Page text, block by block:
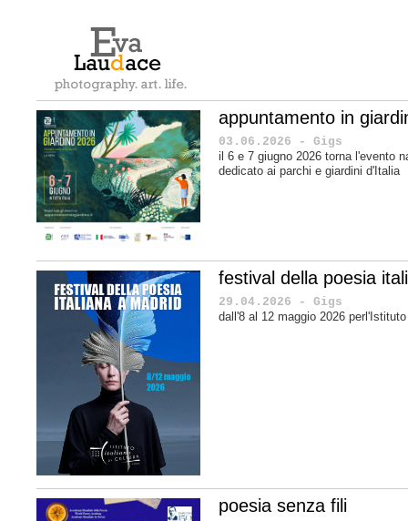
appuntamento in
03.06.2026 - Gigs
il 6 e 7 giugno 2026 torna l'evento
dedicato ai parchi e giardini d'Italia
festival della poesia
29.04.2026 - Gigs
dall'8 al 12 maggio 2026
poesia senza fili